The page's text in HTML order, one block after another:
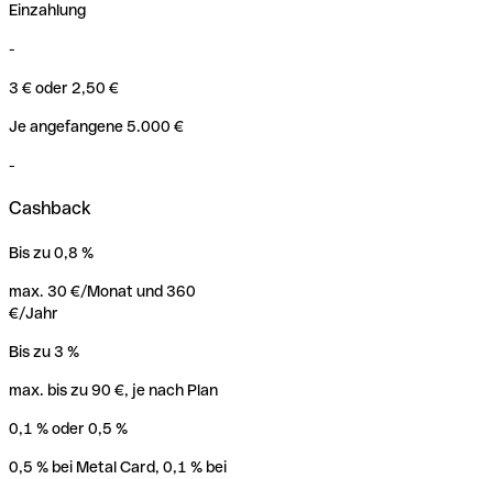
Einzahlung
-
3 € oder 2,50 €
Je angefangene 5.000 €
-
Cashback
Bis zu 0,8 %
max. 30 €/Monat und 360
€/Jahr
Bis zu 3 %
max. bis zu 90 €, je nach Plan
0,1 % oder 0,5 %
0,5 % bei Metal Card, 0,1 % bei